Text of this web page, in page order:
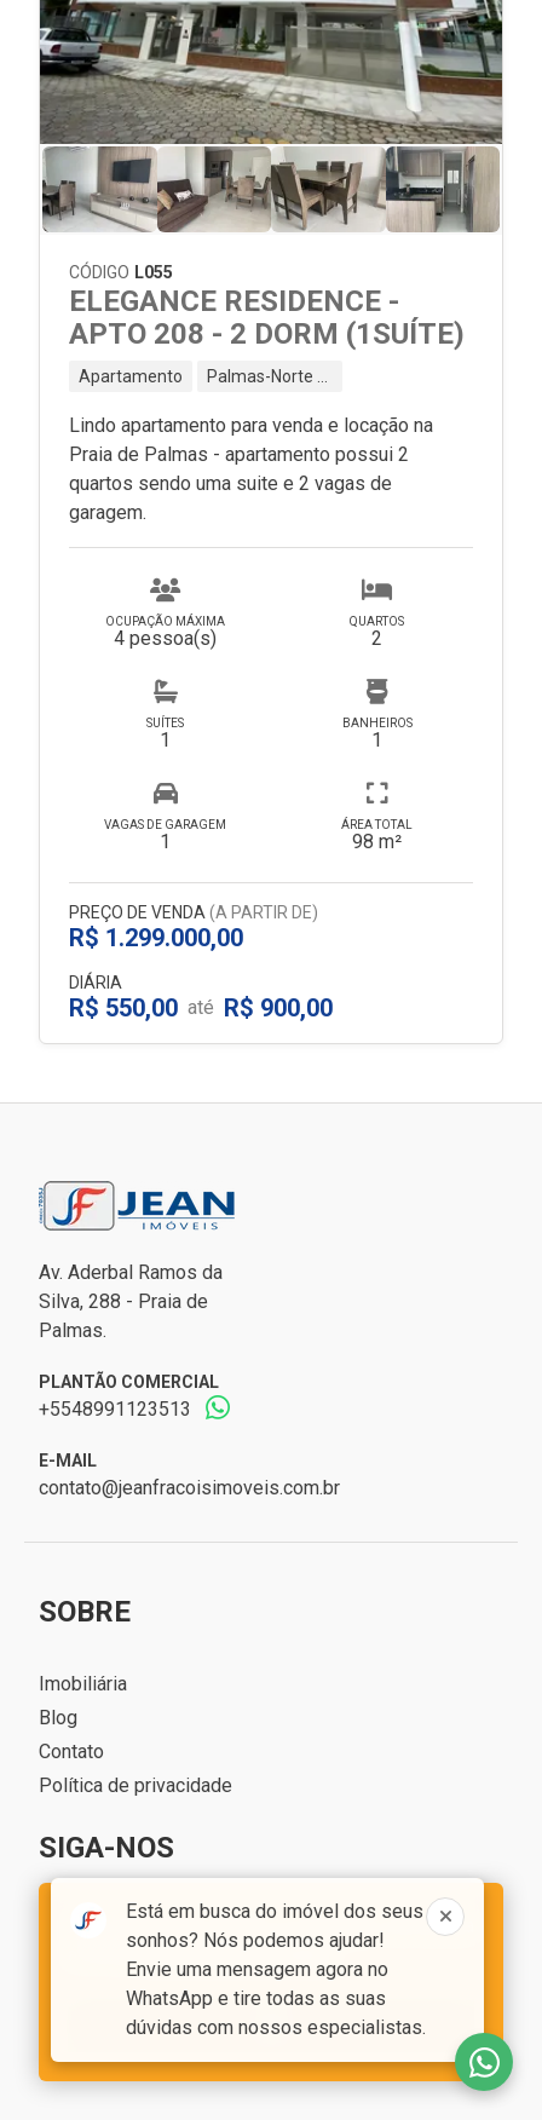
CÓDIGO L055
ELEGANCE RESIDENCE -
APTO 208 - 2 DORM (1SUÍTE)
Apartamento
Lindo apartamento para venda e locação na
Praia de Palmas - apartamento possui 2
quartos sendo uma suite e 2 vagas de
garagem.
OCUPAÇÃO MÁXIMA
4 pessoa(s)
QUARTOS
2
SUÍTES
1
BANHEIROS
1
VAGAS DE GARAGEM
1
ÁREA TOTAL
98 m²
PREÇO DE VENDA (A PARTIR DE)
R$ 1.299.000,00
DIÁRIA
R$ 550,00 até R$ 900,00
Av. Aderbal Ramos da
Silva, 288 - Praia de
Palmas.
PLANTÃO COMERCIAL
+5548991123513
E-MAIL
contato@jeanfracoisimoveis.com.br
SOBRE
Imobiliária
Blog
Contato
Política de privacidade
SIGA-NOS
Jean François Imóveis - CRECI 7035J
Desenvolvido com oCIM IMOB
Está em busca do imóvel dos seus
sonhos? Nós podemos ajudar!
Envie uma mensagem agora no
WhatsApp e tire todas as suas
dúvidas com nossos especialistas.
Este site utiliza cookies, ao navegar você aceita
a nossa política de privacidade
OK